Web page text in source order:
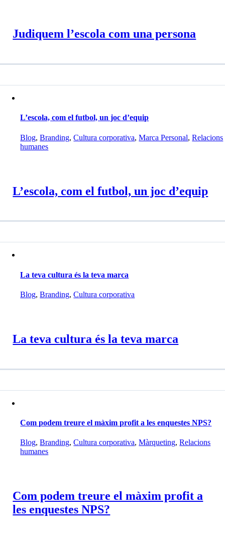
Judiquem l’escola com una persona
L’escola, com el futbol, un joc d’equip
Blog,Branding,Cultura corporativa,Marca Personal,Relacions
humanes
L’escola, com el futbol, un joc d’equip
La teva cultura és la teva marca
Blog,Branding,Cultura corporativa
La teva cultura és la teva marca
Com podem treure el màxim profit a les enquestes NPS?
Blog,Branding,Cultura corporativa,Màrqueting,Relacions
humanes
Com podem treure el màxim profit a
les enquestes NPS?